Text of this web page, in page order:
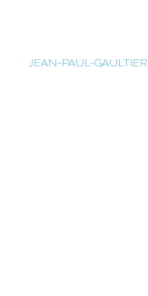
JEAN-PAUL-GAULTIER